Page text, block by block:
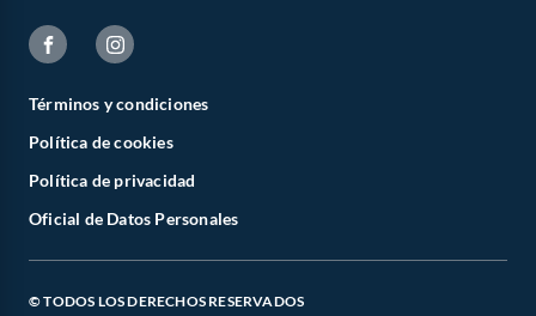
Términos y condiciones
Política de cookies
Política de privacidad
Oficial de Datos Personales
© TODOS LOS DERECHOS RESERVADOS